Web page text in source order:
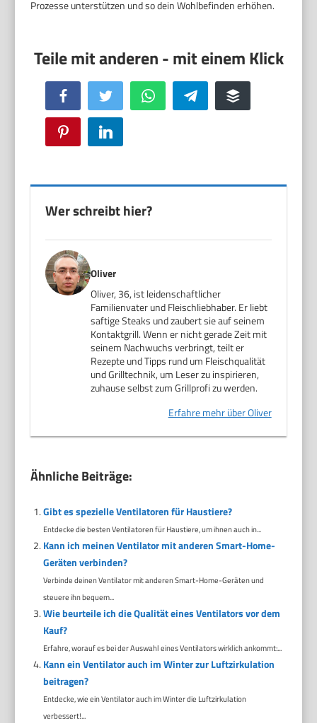
Prozesse unterstützen und so dein Wohlbefinden erhöhen.
Facebook Twitter WhatsApp Telegram Buffer
Pinterest LinkedIn
Wer schreibt hier?
Oliver
Oliver, 36, ist leidenschaftlicher
Familienvater und Fleischliebhaber. Er liebt
saftige Steaks und zaubert sie auf seinem
Kontaktgrill. Wenn er nicht gerade Zeit mit
seinem Nachwuchs verbringt, teilt er
Rezepte und Tipps rund um Fleischqualität
und Grilltechnik, um Leser zu inspirieren,
zuhause selbst zum Grillprofi zu werden.
Erfahre mehr über Oliver
Ähnliche Beiträge:
Gibt es spezielle Ventilatoren für Haustiere?
Entdecke die besten Ventilatoren für Haustiere, um ihnen auch in...
Kann ich meinen Ventilator mit anderen Smart-Home-
Geräten verbinden?
Verbinde deinen Ventilator mit anderen Smart-Home-Geräten und
steuere ihn bequem...
Wie beurteile ich die Qualität eines Ventilators vor dem
Kauf?
Erfahre, worauf es bei der Auswahl eines Ventilators wirklich ankommt:...
Kann ein Ventilator auch im Winter zur Luftzirkulation
beitragen?
Entdecke, wie ein Ventilator auch im Winter die Luftzirkulation
verbessert!...